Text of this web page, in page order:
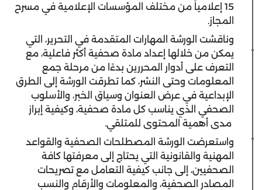
15 إعلامياً من مختلف المؤسسات الإعلامية في مسرح
المجاز.
وناقشت الورشة المهارات المتقدمة في التحرير، التي
يمكن من خلالها إعداد مادة صحفية أكثر فاعلية، مع
التعرف على أدوار المحررين بدءًا من مرحلة جمع
المعلومات وحتى النشر، كما تطرقت الورشة إلى الطرق
الإبداعية في عرض العنوان وسياق الخبر، والأسلوب
الصحفي الذي يناسب كل مادة صحفية، وكيفية إبراز
مدى أهمية المحتوى للمتلقي.
واستعرضت الورشة المصطلحات الصحفية والقواعد
المهنية والقانونية التي يحتاج إلى معرفتها كافة
الصحفيين، إلى جانب كيفية التعامل مع تصريحات
المصادر الصحفية، والمعلومات والأرقام والنسب